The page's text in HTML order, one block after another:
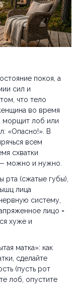
покоя, а
сил и
что тело
во время
морщит лоб или
«Опасно!». В
всем
схватки
— можно и нужно.
рта (сжатые губы),
лица
систему,
лицо =
хуже и
матка»: как
сделайте
(пусть рот
лоб, опустите